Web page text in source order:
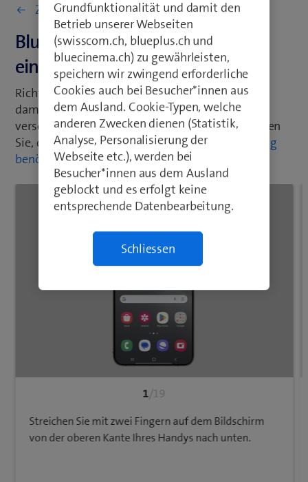
Zurück zu Einstellungen & Nutzung
Bluewin E‑Mail auf dem Handy
einrichten
Richten Sie Bluewin E‑Mail auf Ihrem Handy ein,
damit Sie Ihre E‑Mails direkt von Ihrem Gerät
versenden und empfangen können. Bitte beachten
Sie, dass Sie dazueine mobile Internetverbindung
benötigen.
1 /19
Streichen Sie mit zwei Fingern auf dem Bildschirm
von der oberen Kante Ihres Handys nach unten.
Grundfunktionalität und damit den
Betrieb unserer Webseiten
(swisscom.ch, blueplus.ch und
bluecinema.ch) zu gewährleisten,
speichern wir zwingend erforderliche
Cookies auch bei Besucher*innen aus
dem Ausland. Cookie-Typen, welche
anderen Zwecken dienen (Statistik,
Analyse, Personalisierung der
Webseite etc.), werden bei
Besucher*innen aus dem Ausland
geblockt und es erfolgt keine
entsprechende Datenbearbeitung.
Schliessen